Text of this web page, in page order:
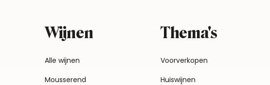
Wijnen
Alle wijnen
Mousserend
Thema's
Voorverkopen
Huiswijnen